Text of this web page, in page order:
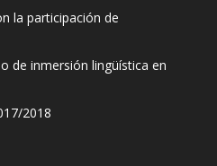
la participación de
de inmersión lingüística en
2018